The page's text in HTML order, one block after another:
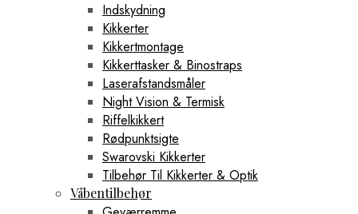
Indskydning
Kikkerter
Kikkertmontage
Kikkerttasker & Binostraps
Laserafstandsmåler
Night Vision & Termisk
Riffelkikkert
Rødpunktsigte
Swarovski Kikkerter
Tilbehør Til Kikkerter & Optik
Våbentilbehør